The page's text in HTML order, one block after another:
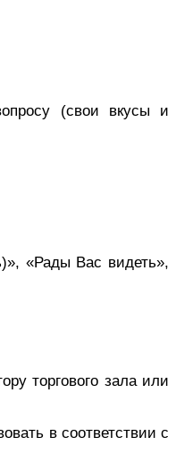
(свои вкусы и
«Рады Вас видеть»,
торгового зала или
в соответствии с